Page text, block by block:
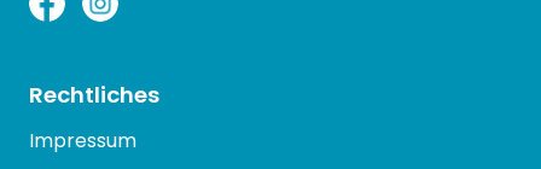
Rechtliches
Impressum